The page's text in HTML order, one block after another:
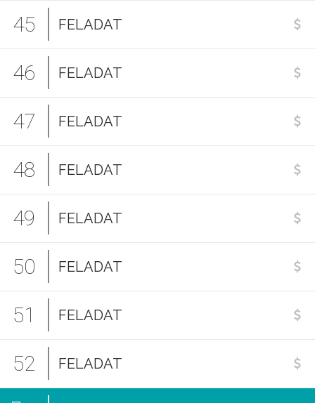
45 FELADAT
46 FELADAT
47 FELADAT
48 FELADAT
49 FELADAT
50 FELADAT
51 FELADAT
52 FELADAT